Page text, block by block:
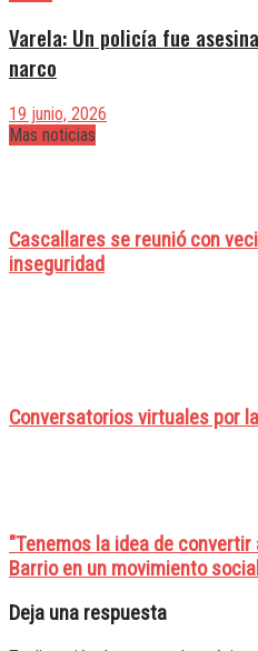
Varela: Un policía fue
narco
19 junio, 2026
Mas noticias
Cascallares se reunió con
inseguridad
Conversatorios virtuales por
"Tenemos la idea de convertir
Barrio en un movimiento
Deja una respuesta